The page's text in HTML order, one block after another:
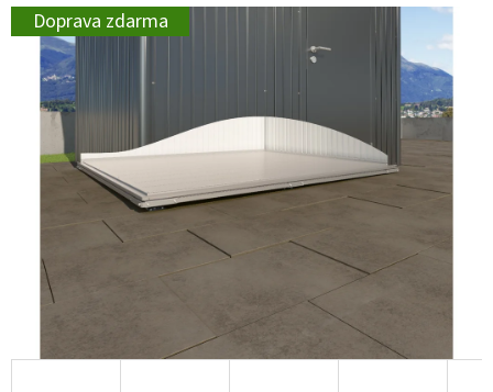
Doprava zdarma